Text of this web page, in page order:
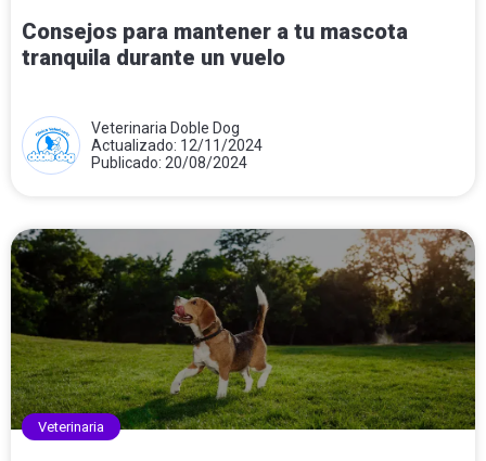
Consejos para mantener a tu mascota
tranquila durante un vuelo
Veterinaria Doble Dog
Actualizado: 12/11/2024
Publicado: 20/08/2024
Veterinaria